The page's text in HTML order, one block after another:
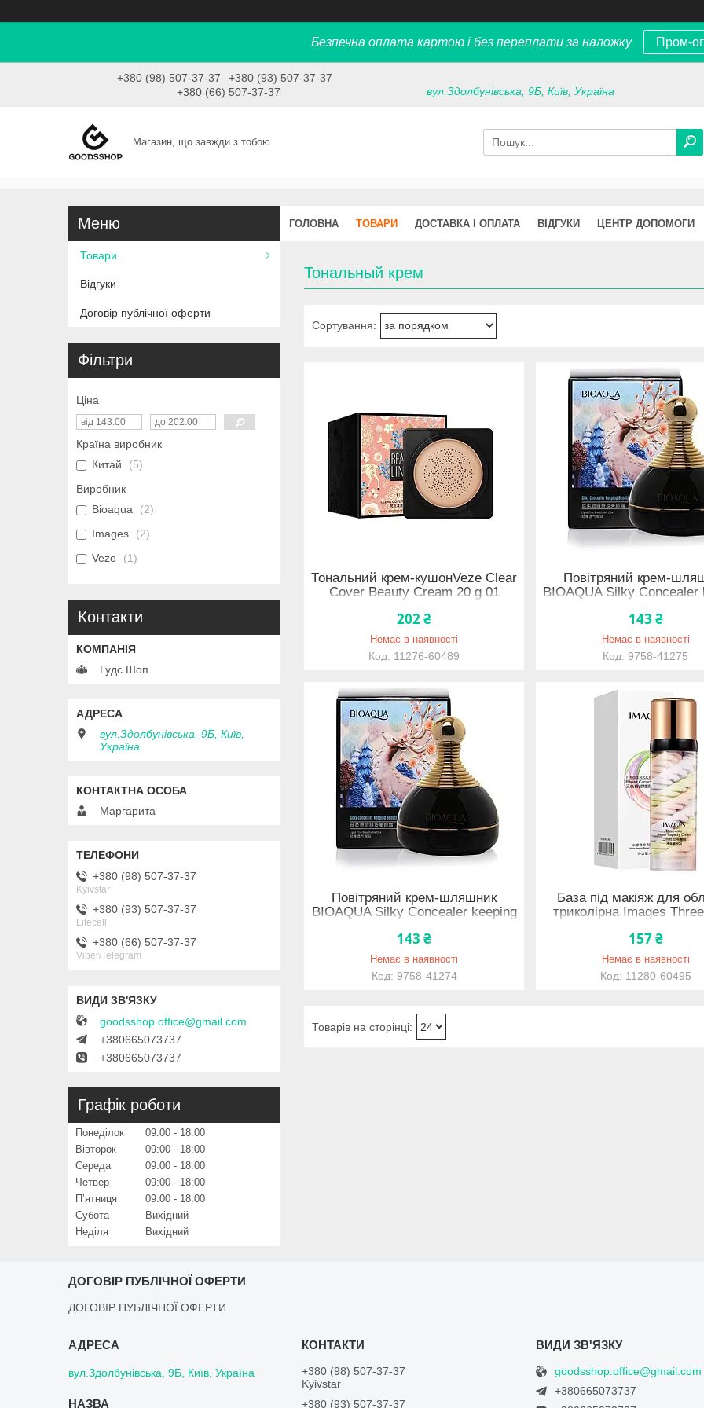
Безпечна оплата картою і без переплати за наложку Пром-
+380 (98) 507-37-37
+380 (93) 507-37-37
+380 (66) 507-37-37
вул.Здолбунівська, 9Б, Київ, Україна
Магазин, що завжди з тобою
ГОЛОВНА ТОВАРИ ДОСТАВКА І ОПЛАТА ВІДГУКИ ЦЕНТР ДОПОМОГИ
Тональный крем
Тональний крем-кушонVeze Clear
Cover Beauty Cream 20 g 01
202 ₴
Немає в наявності
11276-60489
Повітряний крем-
BIOAQUA Silky Concealer
White 9758-41275
143 ₴
Немає в наявності
9758-41275
Повітряний крем-шляшник
BIOAQUA Silky Concealer keeping
Color 9758-41274
143 ₴
Немає в наявності
9758-41274
База під макіяж для
триколірна Images
60495
157 ₴
Немає в наявності
11280-60495
Товари
Відгуки
Договір публічної оферти
Фільтри
Ціна
Країна виробник
Китай
5
Виробник
Bioaqua
2
Images
2
Veze
1
Контакти
Гудс Шоп
вул.Здолбунівська, 9Б, Київ,
Україна
Маргарита
+380 (98) 507-37-37
Kyivstar
+380 (93) 507-37-37
Lifecell
+380 (66) 507-37-37
Viber/Telegram
goodsshop.office@gmail.com
+380665073737
+380665073737
Графік роботи
Понеділок 09:00
18:00
Вівторок
09:00
18:00
Середа
09:00
18:00
Четвер
09:00
18:00
Пʼятниця
09:00
18:00
Субота
Вихідний
Неділя
Вихідний
ДОГОВІР ПУБЛІЧНОЇ ОФЕРТИ
ДОГОВІР ПУБЛІЧНОЇ ОФЕРТИ
вул.Здолбунівська, 9Б, Київ, Україна
+380 (98) 507-37-37
Kyivstar
+380 (93) 507-37-37
goodsshop.office@gmail.com
+380665073737